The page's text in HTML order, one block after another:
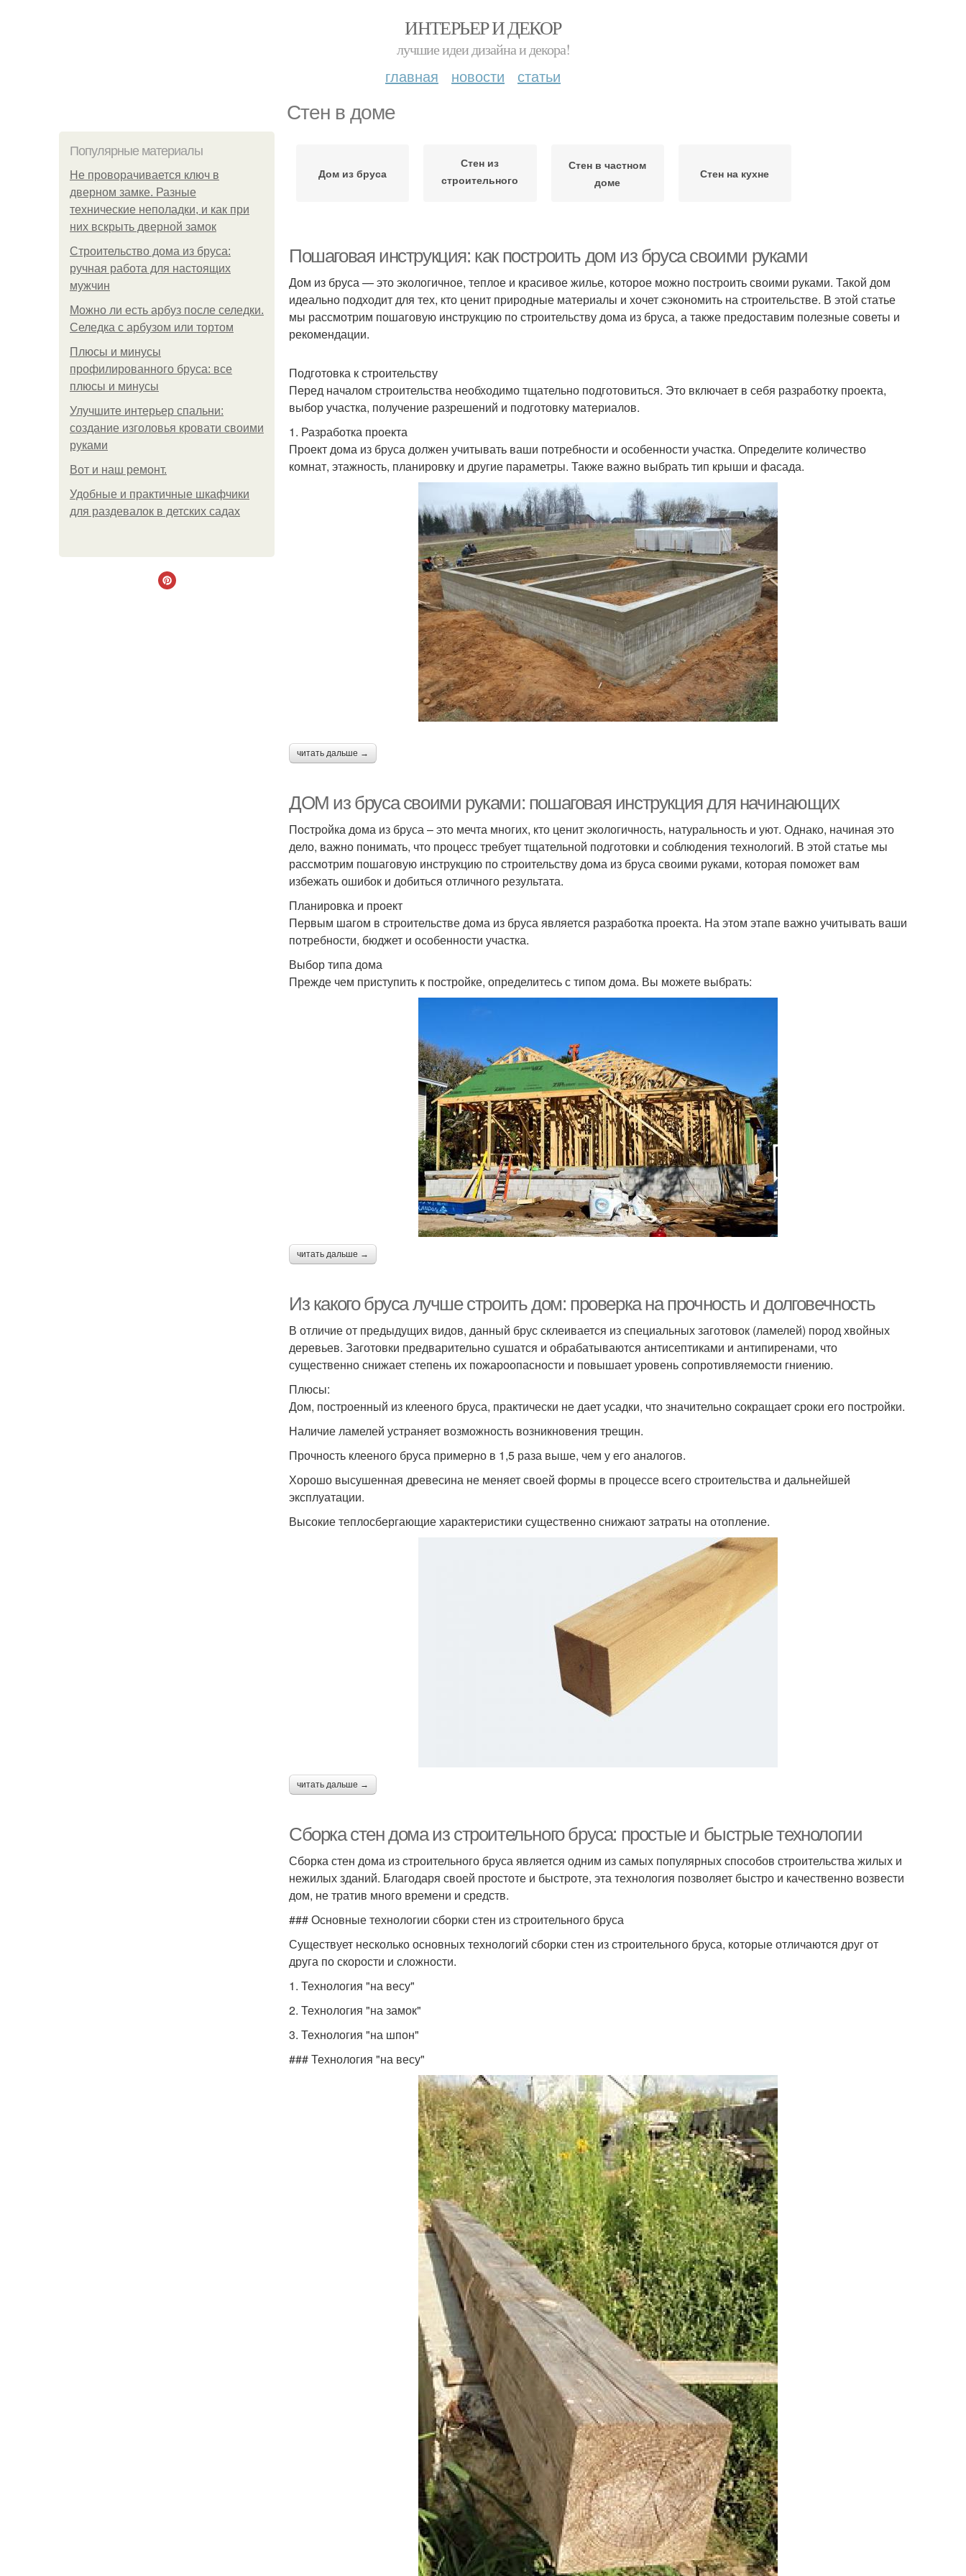
ИНТЕРЬЕР И ДЕКОР
лучшие идеи дизайна и декора!
главная новости статьи
Стен в доме
Популярные материалы
Не проворачивается ключ в
дверном замке. Разные
технические неполадки, и как при
них вскрыть дверной замок
Строительство дома из бруса:
ручная работа для настоящих
мужчин
Можно ли есть арбуз после селедки.
Селедка с арбузом или тортом
Плюсы и минусы
профилированного бруса: все
плюсы и минусы
Улучшите интерьер спальни:
создание изголовья кровати своими
руками
Boт и наш ремoнт.
Удобные и практичные шкафчики
для раздевалок в детских садах
Дом из бруса
Стен из
строительного
Стен в частном
доме
Стен на кухне
Пошаговая инструкция: как построить дом из бруса своими руками
Дом из бруса — это экологичное, теплое и красивое жилье, которое можно построить своими руками. Такой дом
идеально подходит для тех, кто ценит природные материалы и хочет сэкономить на строительстве. В этой статье
мы рассмотрим пошаговую инструкцию по строительству дома из бруса, а также предоставим полезные советы и
рекомендации.
Подготовка к строительству
Перед началом строительства необходимо тщательно подготовиться. Это включает в себя разработку проекта,
выбор участка, получение разрешений и подготовку материалов.
1. Разработка проекта
Проект дома из бруса должен учитывать ваши потребности и особенности участка. Определите количество
комнат, этажность, планировку и другие параметры. Также важно выбрать тип крыши и фасада.
читать дальше →
ДОМ из бруса своими руками: пошаговая инструкция для начинающих
Постройка дома из бруса – это мечта многих, кто ценит экологичность, натуральность и уют. Однако, начиная это
дело, важно понимать, что процесс требует тщательной подготовки и соблюдения технологий. В этой статье мы
рассмотрим пошаговую инструкцию по строительству дома из бруса своими руками, которая поможет вам
избежать ошибок и добиться отличного результата.
Планировка и проект
Первым шагом в строительстве дома из бруса является разработка проекта. На этом этапе важно учитывать ваши
потребности, бюджет и особенности участка.
Выбор типа дома
Прежде чем приступить к постройке, определитесь с типом дома. Вы можете выбрать:
читать дальше →
Из какого бруса лучше строить дом: проверка на прочность и долговечность
В отличие от предыдущих видов, данный брус склеивается из специальных заготовок (ламелей) пород хвойных
деревьев. Заготовки предварительно сушатся и обрабатываются антисептиками и антипиренами, что
существенно снижает степень их пожароопасности и повышает уровень сопротивляемости гниению.
Плюсы:
Дом, построенный из клееного бруса, практически не дает усадки, что значительно сокращает сроки его постройки.
Наличие ламелей устраняет возможность возникновения трещин.
Прочность клееного бруса примерно в 1,5 раза выше, чем у его аналогов.
Хорошо высушенная древесина не меняет своей формы в процессе всего строительства и дальнейшей
эксплуатации.
Высокие теплосбергающие характеристики существенно снижают затраты на отопление.
читать дальше →
Сборка стен дома из строительного бруса: простые и быстрые технологии
Сборка стен дома из строительного бруса является одним из самых популярных способов строительства жилых и
нежилых зданий. Благодаря своей простоте и быстроте, эта технология позволяет быстро и качественно возвести
дом, не тратив много времени и средств.
### Основные технологии сборки стен из строительного бруса
Существует несколько основных технологий сборки стен из строительного бруса, которые отличаются друг от
друга по скорости и сложности.
1. Технология "на весу"
2. Технология "на замок"
3. Технология "на шпон"
### Технология "на весу"